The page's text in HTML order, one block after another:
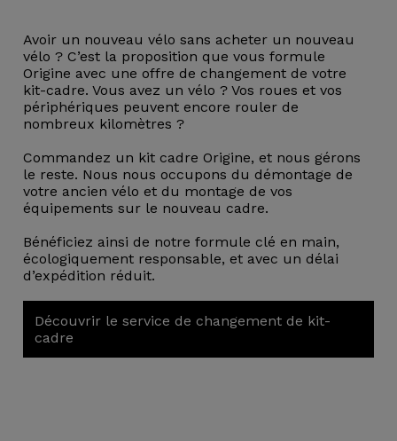
Avoir un nouveau vélo sans acheter un nouveau
vélo ? C’est la proposition que vous formule
Origine avec une offre de changement de votre
kit-cadre. Vous avez un vélo ? Vos roues et vos
périphériques peuvent encore rouler de
nombreux kilomètres ?
Commandez un kit cadre Origine, et nous gérons
le reste. Nous nous occupons du démontage de
votre ancien vélo et du montage de vos
équipements sur le nouveau cadre.
Bénéficiez ainsi de notre formule clé en main,
écologiquement responsable, et avec un délai
d’expédition réduit.
Découvrir le service de changement de kit-
cadre